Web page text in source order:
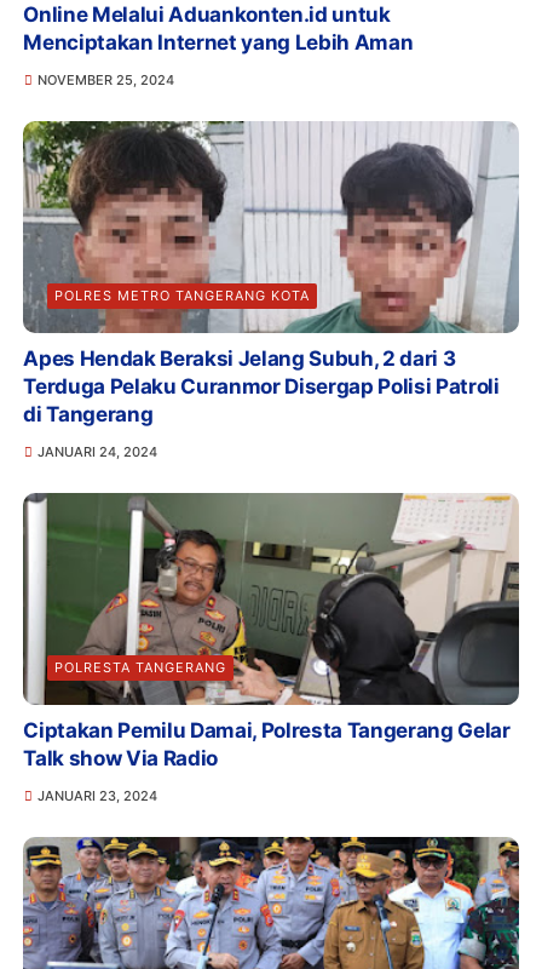
Online Melalui Aduankonten.id untuk
Menciptakan Internet yang Lebih Aman
NOVEMBER 25, 2024
POLRES METRO TANGERANG KOTA
Apes Hendak Beraksi Jelang Subuh, 2 dari 3
Terduga Pelaku Curanmor Disergap Polisi Patroli
di Tangerang
JANUARI 24, 2024
POLRESTA TANGERANG
Ciptakan Pemilu Damai, Polresta Tangerang Gelar
Talk show Via Radio
JANUARI 23, 2024